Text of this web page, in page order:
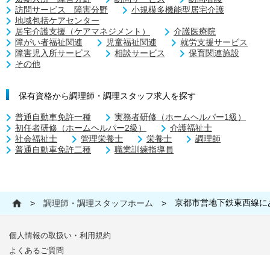
訪問サービス 障害分野
小規模多機能型居宅介護
地域包括ケアセンター
居宅介護支援（ケアマネジメント）
介護医療院
障がい者福祉関連
児童福祉関連
就労支援サービス
障害児入所サービス
相談サービス
保育関連施設
その他
保有資格から調理師・調理スタッフ求人を探す
普通自動車免許一種
実務者研修（ホームヘルパー1級）
初任者研修（ホームヘルパー2級）
介護福祉士
社会福祉士
管理栄養士 栄養士
調理師
普通自動車免許二種
職業訓練指導員
> 調理師・調理スタッフホーム > 京都市営地下鉄東西線
個人情報の取扱い・利用規約
よくあるご質問